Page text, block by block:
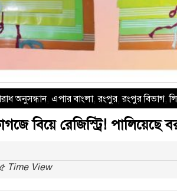
অনুসন্ধান, এপার বাংলা,রংপুর,রংপুর বিভাগ,
বিয়ে রেজিস্ট্রি! পালিয়েছে
Time View